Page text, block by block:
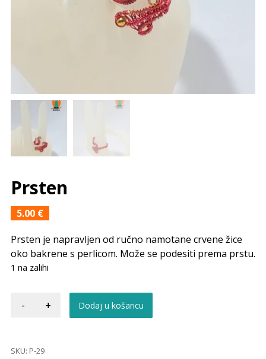
Prsten
5.00 €
Prsten je napravljen od ručno namotane crvene žice
oko bakrene s perlicom. Može se podesiti prema prstu.
1 na zalihi
- + Dodaj u košaricu
SKU: P-29